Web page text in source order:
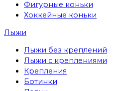
Фигурные коньки
Хоккейные коньки
Лыжи
Лыжи без креплений
Лыжи с креплениями
Крепления
Ботинки